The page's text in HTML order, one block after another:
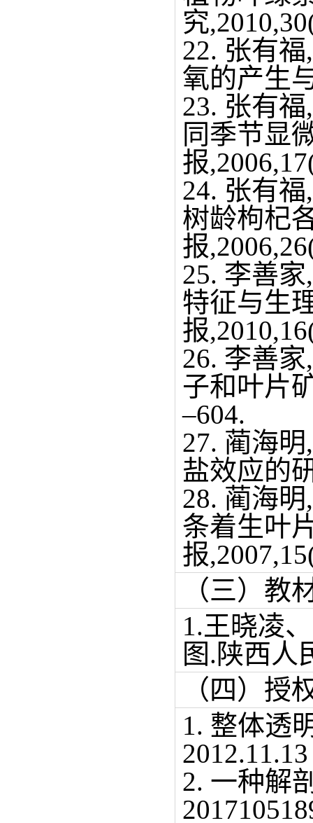
究
22. 张有
氧的产生
23. 张有
同季节显
报
24. 张有
树龄枸杞
报
25. 李善
特征与生
报
26. 李善
子和叶片
–604.
27. 蔺海
盐效应的
28. 蔺海
条着生叶
报
（三）教
1.王晓凌
图.陕西人
（四）授
1. 整体透
2012.11.13
2. 一种解